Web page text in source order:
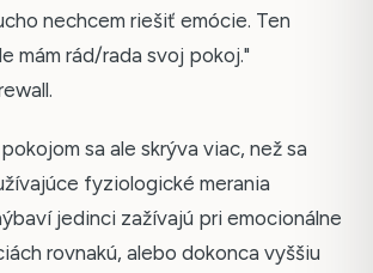
nechcem riešiť emócie. Ten
mám rád/rada svoj pokoj."
sa ale skrýva viac, než sa
fyziologické merania
jedinci zažívajú pri emocionálne
rovnakú, alebo dokonca vyššiu